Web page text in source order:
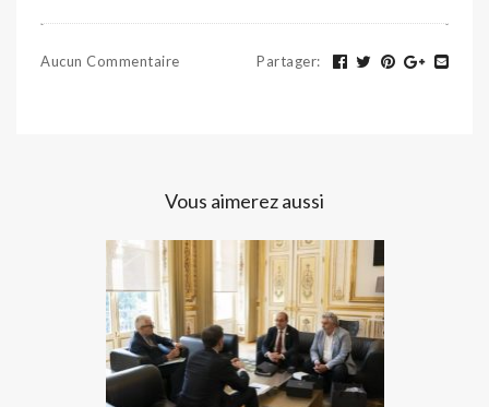
Aucun Commentaire Partager:
Vous aimerez aussi